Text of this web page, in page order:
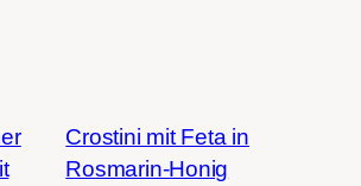
Crostini mit Feta in
Rosmarin-Honig